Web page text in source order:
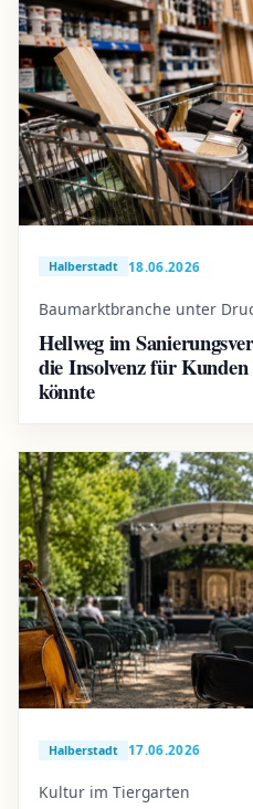
Halberstadt 18.06.2026
Baumarktbranche unter
Hellweg im
die Insolvenz für
könnte
Halberstadt 17.06.2026
Kultur im Tiergarten